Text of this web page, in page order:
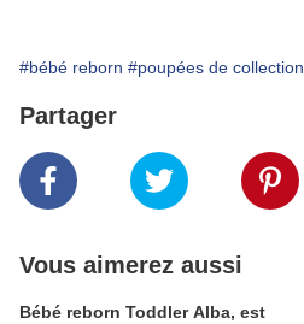
#bébé reborn #poupées de collection
Partager
Vous aimerez aussi
Bébé reborn Toddler Alba, est